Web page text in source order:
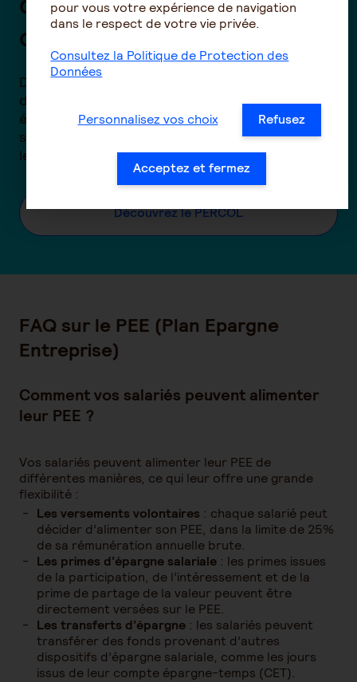
collectif
Découvrez notre offre PERCOL, la solution
d’épargne retraite collective pour vos
équipes. Offrez à vos collaborateurs une
solution d’épargne pour préparer sereinement
leur retraite.
Découvrez le PERCOL
FAQ sur le PEE (Plan Epargne
Entreprise)
Comment vos salariés peuvent alimenter
leur PEE ?
Vos salariés peuvent alimenter leur PEE de
différentes manières, ce qui leur offre une grande
flexibilité :
Les versements volontaires : chaque salarié peut
décider d’alimenter son PEE, dans la limite de 25%
de sa rémunération annuelle brute.
Les primes d’épargne salariale : les primes issues
de la participation, de l’intéressement et de la
prime de partage de la valeur peuvent être
directement versées sur le PEE.
Les transferts d’épargne : les salariés peuvent
transférer des fonds provenant d’autres
dispositifs d’épargne salariale, comme les jours
issus de leur compte épargne-temps (CET).
pour vous votre expérience de navigation
dans le respect de votre vie privée.
Consultez la Politique de Protection des
Données
Personnalisez vos choix Refusez
Acceptez et fermez